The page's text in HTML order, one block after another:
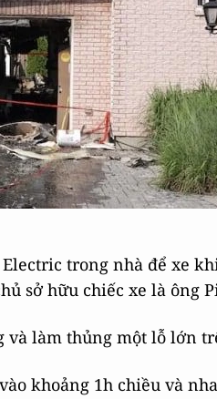
trong nhà để xe
sở hữu chiếc xe là ông
làm thủng một lỗ lớn
khoảng 1h chiều và